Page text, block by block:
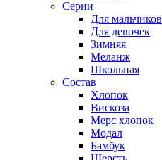
Серии
Для мальчиков
Для девочек
Зимняя
Меланж
Школьная
Состав
Хлопок
Вискоза
Мерс хлопок
Модал
Бамбук